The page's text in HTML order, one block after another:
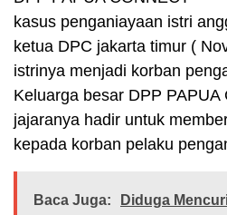
kasus penganiayaan istri
ketua DPC jakarta timur (
istrinya menjadi korban
Keluarga besar DPP
jajaranya hadir untuk
kepada korban pelaku
Baca Juga:
Diduga